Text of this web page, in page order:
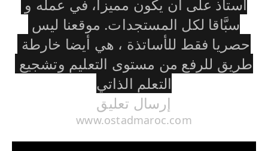
التعلم الذاتي
إرسال تعليق
www.ostadmaroc.com